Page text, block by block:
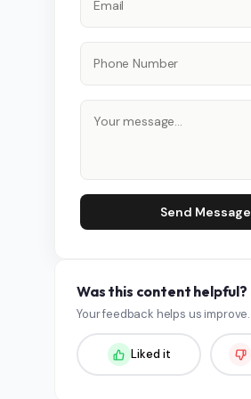
Send Message
Was this content helpful?
Your feedback helps us improve.
Liked it